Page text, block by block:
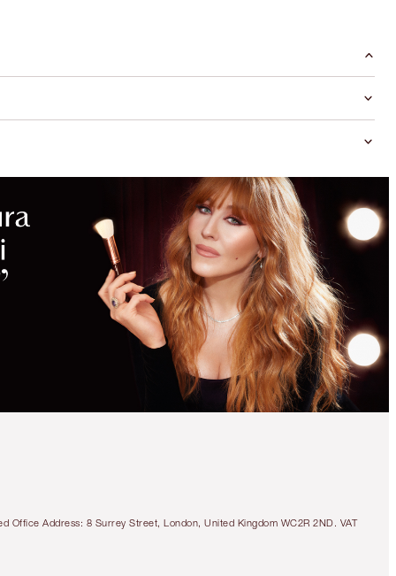
Address: 8 Surrey Street, London, United Kingdom WC2R 2ND. VAT